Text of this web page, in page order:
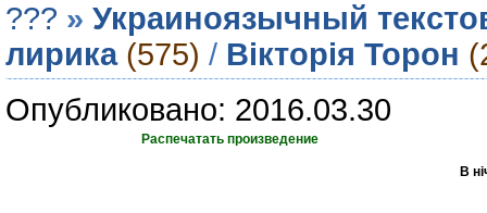
??? » Украиноязычный
лирика (575) / Вікторія Торон
Опубликовано: 2016.03.30
Распечатать произведение
В